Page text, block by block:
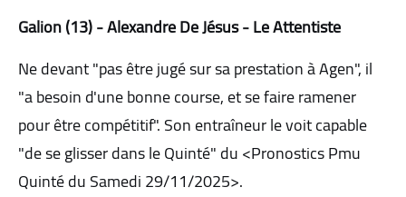
Galion (13) - Alexandre De Jésus - Le Attentiste
Ne devant "pas être jugé sur sa prestation à Agen", il
"a besoin d'une bonne course, et se faire ramener
pour être compétitif". Son entraîneur le voit capable
"de se glisser dans le Quinté" du <Pronostics Pmu
Quinté du Samedi 29/11/2025>.